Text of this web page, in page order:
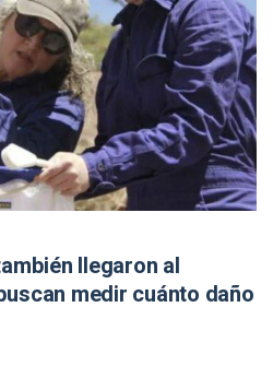
llegaron al
medir cuánto daño